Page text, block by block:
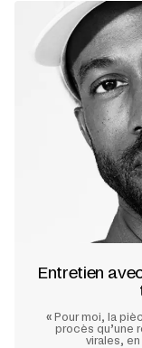
Entretien
« Pour moi, la
procès qu’une
virales,